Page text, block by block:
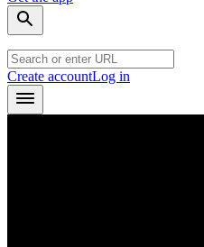
Create accountLog in